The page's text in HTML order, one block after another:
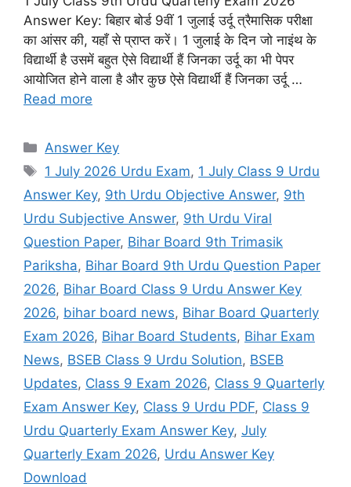
Answer Key: बिहार बोर्ड 9वीं 1 जुलाई उर्दू त्रैमासिक परीक्षा
का आंसर की, यहाँ से प्राप्त करें। 1 जुलाई के दिन जो नाइंथ के
विद्यार्थी है उसमें बहुत ऐसे विद्यार्थी हैं जिनका उर्दू का भी पेपर
आयोजित होने वाला है और कुछ ऐसे विद्यार्थी हैं जिनका उर्दू …
Read more
Categories
Answer Key
Tags
1 July 2026 Urdu Exam, 1 July Class 9 Urdu
Answer Key, 9th Urdu Objective Answer, 9th
Urdu Subjective Answer, 9th Urdu Viral
Question Paper, Bihar Board 9th Trimasik
Pariksha, Bihar Board 9th Urdu Question Paper
2026, Bihar Board Class 9 Urdu Answer Key
2026, bihar board news, Bihar Board Quarterly
Exam 2026, Bihar Board Students, Bihar Exam
News, BSEB Class 9 Urdu Solution, BSEB
Updates, Class 9 Exam 2026, Class 9 Quarterly
Exam Answer Key, Class 9 Urdu PDF, Class 9
Urdu Quarterly Exam Answer Key, July
Quarterly Exam 2026, Urdu Answer Key
Download